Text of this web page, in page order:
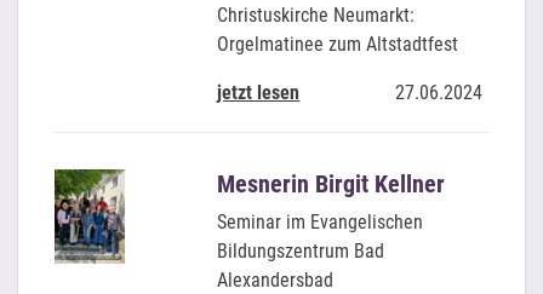
Christuskirche Neumarkt:
Orgelmatinee zum Altstadtfest
jetzt lesen 27.06.2024
Mesnerin Birgit Kellner
Seminar im Evangelischen
Bildungszentrum Bad
Alexandersbad